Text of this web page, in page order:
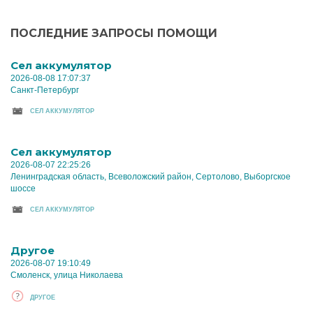
ПОСЛЕДНИЕ ЗАПРОСЫ ПОМОЩИ
Cел аккумулятор
2026-08-08 17:07:37
Санкт-Петербург
CЕЛ АККУМУЛЯТОР
Cел аккумулятор
2026-08-07 22:25:26
Ленинградская область, Всеволожский район, Сертолово, Выборгское
шоссе
CЕЛ АККУМУЛЯТОР
Другое
2026-08-07 19:10:49
Смоленск, улица Николаева
ДРУГОЕ